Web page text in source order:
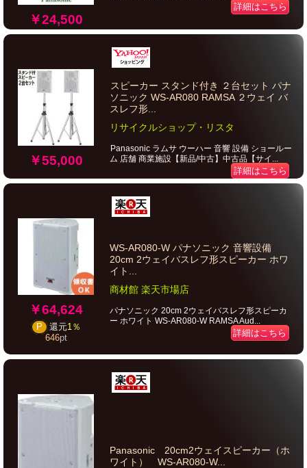
￥24,500
詳細はこちら
￥55,000
スピーカー スタンド付き ２台セット パナ
ソニック WS-AR080 RAMSA ２ウェイ バ
スレフ形...
リサイクルショップ・リスタ
Panasonic ラムサ ウーハー 音響 設備 ショールー
ム 店舗 商業施設【新品/中古】中古品【サイ...
詳細はこちら
￥64,624
P 還元1％
646pt
WS-AR080-W パナソニック 音響設備
20cm 2ウェイバスレフ形スピーカー ホワ
イト...
商材館 楽天市場店
パナソニック 20cm 2ウェイバスレフ形スピーカ
ー ホワイト WS-AR080-W RAMSA Aud...
詳細はこちら
Panasonic 20cm2ウェイスピーカー（ホ
ワイト） WS-AR080-W...